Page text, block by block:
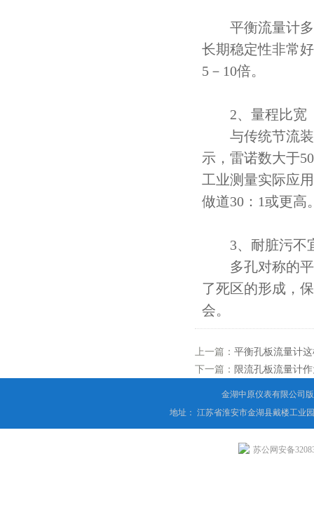
平衡流量计多
长期稳定性非常
5－10倍。
2、量程比宽
与传统节流装
示，雷诺数大于
工业测量实际应
做道30：1或更高
3、耐脏污不
多孔对称的平
了死区的形成，
会。
上一篇： 平衡孔板流量计
下一篇： 限流孔板流量计
金湖中原仪表有限公司
地址： 江苏省淮安市金湖县戴楼工业
苏公网安备